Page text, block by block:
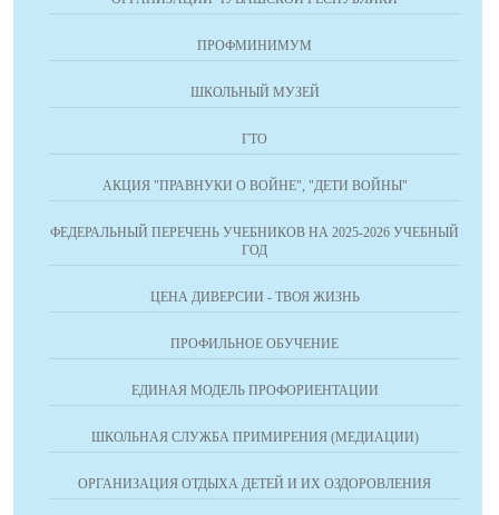
ПРОФМИНИМУМ
ШКОЛЬНЫЙ МУЗЕЙ
ГТО
АКЦИЯ "ПРАВНУКИ О ВОЙНЕ", "ДЕТИ ВОЙНЫ"
ФЕДЕРАЛЬНЫЙ ПЕРЕЧЕНЬ УЧЕБНИКОВ НА 2025-2026 УЧЕБНЫЙ
ГОД
ЦЕНА ДИВЕРСИИ - ТВОЯ ЖИЗНЬ
ПРОФИЛЬНОЕ ОБУЧЕНИЕ
ЕДИНАЯ МОДЕЛЬ ПРОФОРИЕНТАЦИИ
ШКОЛЬНАЯ СЛУЖБА ПРИМИРЕНИЯ (МЕДИАЦИИ)
ОРГАНИЗАЦИЯ ОТДЫХА ДЕТЕЙ И ИХ ОЗДОРОВЛЕНИЯ